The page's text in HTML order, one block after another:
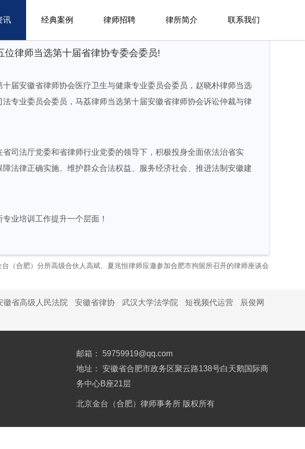
讯 经典案例 律师招聘 律所简介 联系我们
律师当选第十届省律协专委会委员!
届安徽省律师协会医疗卫生与健康专业委员会委员，赵晓朴律师当选
专业委员会委员，马荔律师当选第十届安徽省律师协会诉讼仲裁与律
司法厅党委和省律师行业党委的领导下，积极投身全面依法治省实
法律正确实施、维护群众合法权益、服务经济社会、推进法制安徽建
业培训工作提升一个层面！
（合肥）分所高级合伙人高斌、夏兆恒律师应邀参加合肥市拘留所召开的律师座谈会
徽省高级人民法院 安徽省律协 武汉大学法学院 短视频代运营
辰俊网
邮箱： 59759919@qq.com
地址： 安徽省合肥市政务区聚云路138号白天鹅国际商
务中心B座21层
北京金台（合肥）律师事务所 版权所有